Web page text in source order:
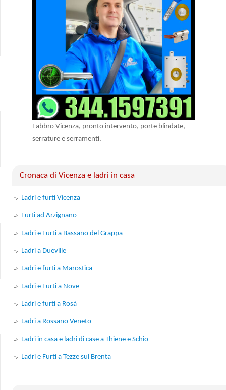
Fabbro Vicenza, pronto intervento, porte blindate,
serrature e serramenti.
Cronaca di Vicenza e ladri in casa
Ladri e furti Vicenza
Furti ad Arzignano
Ladri e Furti a Bassano del Grappa
Ladri a Dueville
Ladri e furti a Marostica
Ladri e Furti a Nove
Ladri e furti a Rosà
Ladri a Rossano Veneto
Ladri in casa e ladri di case a Thiene e Schio
Ladri e Furti a Tezze sul Brenta